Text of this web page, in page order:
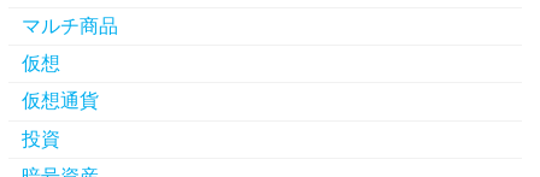
マルチ商品
仮想
仮想通貨
投資